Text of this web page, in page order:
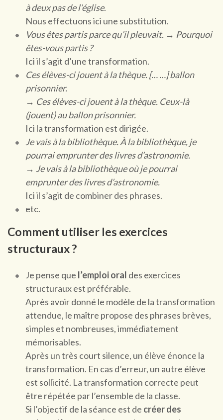
à deux pas de l’église.
Nous effectuons ici une substitution.
Vous êtes partis parce qu’il pleuvait. → Pourquoi
êtes-vous partis ?
Ici il s’agit d’une transformation.
Ces élèves-ci jouent à la thèque. [… …] ballon
prisonnier.
→ Ces élèves-ci jouent à la thèque. Ceux-là
(jouent) au ballon prisonnier.
Ici la transformation est dirigée.
Je vais à la bibliothèque. À la bibliothèque, je
pourrai emprunter des livres d’astronomie.
→ Je vais à la bibliothèque où je pourrai
emprunter des livres d’astronomie.
Ici il s’agit de combiner des phrases.
etc.
Comment utiliser les exercices
structuraux ?
Je pense que l’emploi oral des exercices
structuraux est préférable.
Après avoir donné le modèle de la transformation
attendue, le maître propose des phrases brèves,
simples et nombreuses, immédiatement
mémorisables.
Après un très court silence, un élève énonce la
transformation. En cas d’erreur, un autre élève
est sollicité. La transformation correcte peut
être répétée par l’ensemble de la classe.
Si l’objectif de la séance est de créer des